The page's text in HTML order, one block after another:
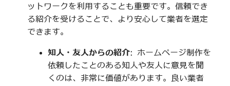
ットワークを利用することも重要です。信頼でき
る紹介を受けることで、より安心して業者を選定
できます。
知人・友人からの紹介: ホームページ制作を
依頼したことのある知人や友人に意見を聞
くのは、非常に価値があります。良い業者